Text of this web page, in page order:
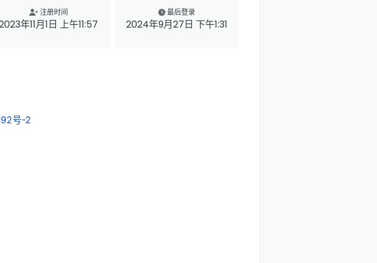
注册时间
年11月1日 上午11:57
最后登录
2024年9月27日 下午1:31
号-2